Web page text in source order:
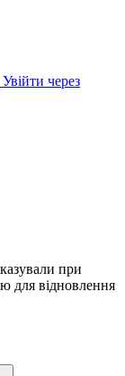
Увійти через
при
для відновлення